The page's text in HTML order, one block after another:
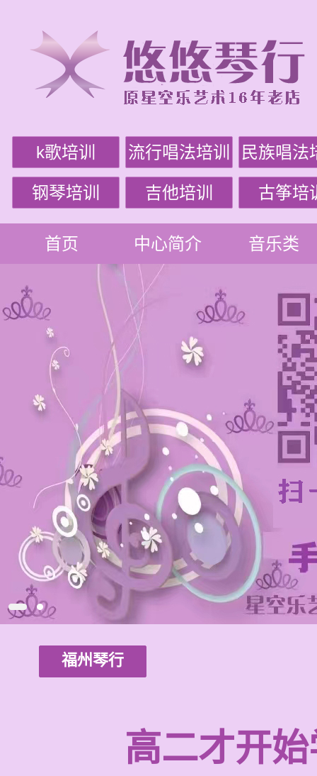
k歌培训 流行唱法培训 民族唱法
钢琴培训 吉他培训 古筝培
首页 中心简介 音乐类
福州琴行
高二才开